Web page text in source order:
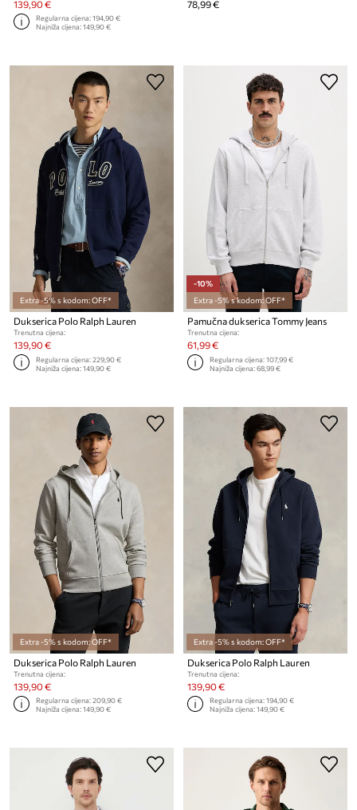
139,90 €
Regularna cijena:194,90 €
Najniža cijena:149,90 €
78,99 €
Extra -5% s kodom: OFF*
Dukserica Polo Ralph Lauren
Trenutna cijena:
139,90 €
Regularna cijena:229,90 €
Najniža cijena:149,90 €
-10%
Extra -5% s kodom: OFF*
Pamučna dukserica Tommy Jeans
Trenutna cijena:
61,99 €
Regularna cijena:107,99 €
Najniža cijena:68,99 €
Extra -5% s kodom: OFF*
Dukserica Polo Ralph Lauren
Trenutna cijena:
139,90 €
Regularna cijena:209,90 €
Najniža cijena:149,90 €
Extra -5% s kodom: OFF*
Dukserica Polo Ralph Lauren
Trenutna cijena:
139,90 €
Regularna cijena:194,90 €
Najniža cijena:149,90 €